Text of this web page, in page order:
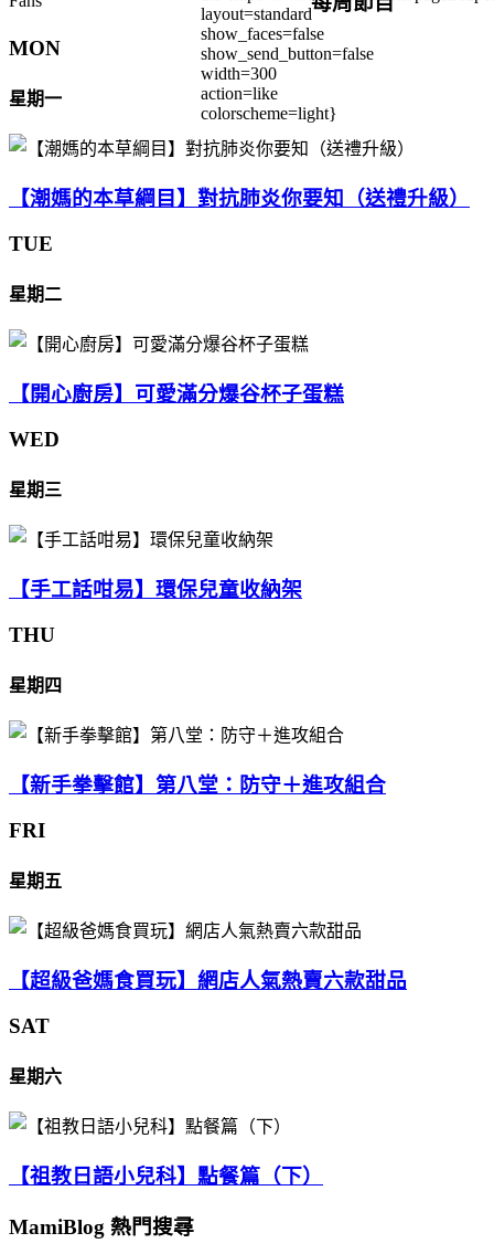
layout=standard
show_faces=false
show_send_button=false
width=300
action=like
colorscheme=light}
MON
星期一
【潮媽的本草綱目】對抗肺炎你要知（送禮升級）
TUE
星期二
【開心廚房】可愛滿分爆谷杯子蛋糕
WED
星期三
【手工話咁易】環保兒童收納架
THU
星期四
【新手拳擊館】第八堂：防守＋進攻組合
FRI
星期五
【超級爸媽食買玩】網店人氣熱賣六款甜品
SAT
星期六
【祖教日語小兒科】點餐篇（下）
MamiBlog 熱門搜尋